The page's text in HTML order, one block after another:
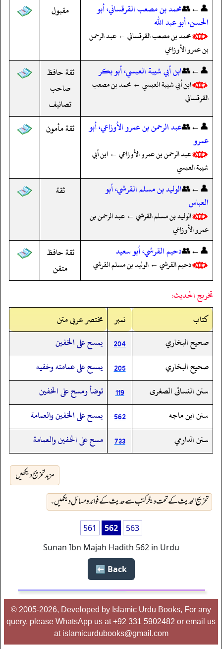
👤←👥محمد بن مصعب القرقساني، أبو
الحسن، أبو عبد الله
محمد بن مصعب القرقساني ← عبد الرحمن
بن عمرو الأوزاعي
مقبول
👤←👥ابن أبي شيبة العبسي، أبو بكر
ابن أبي شيبة العبسي ← محمد بن مصعب
القرقساني
ثقة حافظ
صاحب
تصانيف
👤←👥عبد الرحمن بن عمرو الأوزاعي، أبو
عمرو
عبد الرحمن بن عمرو الأوزاعي ← ابن أبي
شيبة العبسي
ثقة مأمون
👤←👥الوليد بن مسلم القرشي، أبو
العباس
الوليد بن مسلم القرشي ← عبد الرحمن بن
عمرو الأوزاعي
ثقة
👤←👥دحيم القرشي، أبو سعيد
دحيم القرشي ← الوليد بن مسلم القرشي
ثقة حافظ
متقن
تخريج الحديث:
کتاب
نمبر
مختصر عربی متن
صحيح البخاري
204
يمسح على الخفين
صحيح البخاري
205
يمسح على عمامته وخفيه
سنن النسائى الصغرى
119
توضأ ومسح على الخفين
سنن ابن ماجه
562
يمسح على الخفين والعمامة
سنن الدارمي
733 مسح على الخفين والعمامة
مزید تخریج دیکھیں
تخریج الحدیث کے تحت دیگر کتب سے حدیث کے فوائد و مسائل دیکھیں۔
561 562
563
Sunan Ibn Majah Hadith 562 in Urdu
Back ⬅️
© 2005-2026, Developed by Islamic Urdu Books, For any
query, please WhatsApp us at +92 331 5902482 or email us
at islamicurdubooks@gmail.com